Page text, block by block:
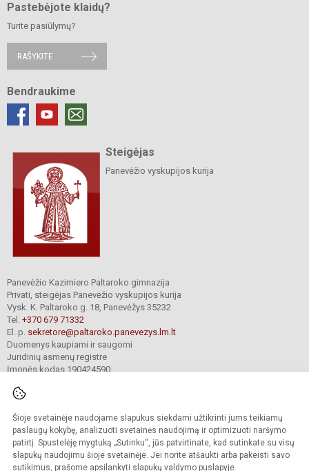
Šioje svetainėje naudojame slapukus siekdami užtikrinti jums teikiamų
paslaugų kokybę, analizuoti svetainės naudojimą ir optimizuoti naršymo
patirtį. Spustelėję mygtuką „Sutinku“, jūs patvirtinate, kad sutinkate su visų
slapukų naudojimu šioje svetainėje. Jei norite atšaukti arba pakeisti savo
sutikimus, prašome apsilankyti slapukų valdymo puslapyje.
Pastebėjote klaidų?
Turite pasiūlymų?
RAŠYKITE
Bendraukime
Steigėjas
Panevėžio vyskupijos kurija
Panevėžio Kazimiero Paltaroko gimnazija
Privati, steigėjas Panevėžio vyskupijos kurija
Vysk. K. Paltaroko g. 18, Panevėžys 35232
Tel. +370 679 71332
El. p. sekretore@paltaroko.panevezys.lm.lt
Duomenys kaupiami ir saugomi
Juridinių asmenų registre
Įmonės kodas 190424590
© 2023. Panevėžio Kazimiero Paltaroko gimnazija. Visos teisės saugomos.
Kopijuoti turinį be raštiško įstaigos administracijos sutikimo griežtai draudžiama.
Versija neįgaliesiems Slapukų valdymas